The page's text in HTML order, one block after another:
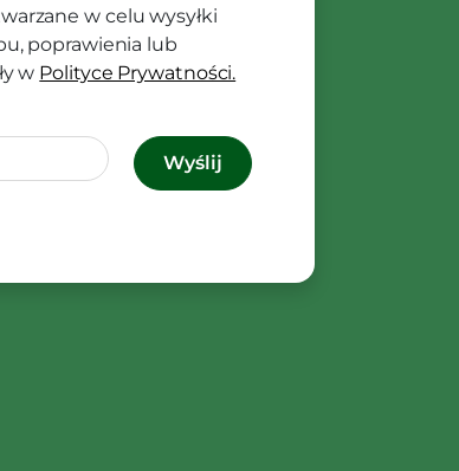
w celu wysyłki
poprawienia lub
w Polityce Prywatności.